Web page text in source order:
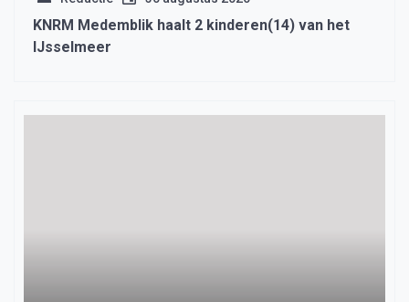
KNRM Medemblik haalt 2 kinderen(14) van het
IJsselmeer